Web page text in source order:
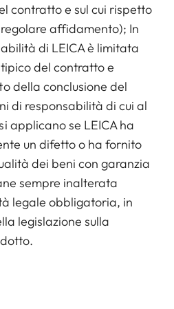
contratto e sul cui rispetto
affidamento); In
di LEICA è limitata
del contratto e
della conclusione del
di responsabilità di cui al
applicano se LEICA ha
un difetto o ha fornito
dei beni con garanzia
sempre inalterata
legale obbligatoria, in
legislazione sulla